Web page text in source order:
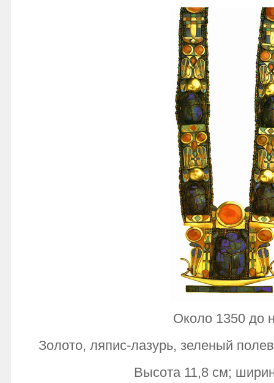
Около 1350 до
Золото, ляпис-лазурь, зеленый
Высота 11,8 см;